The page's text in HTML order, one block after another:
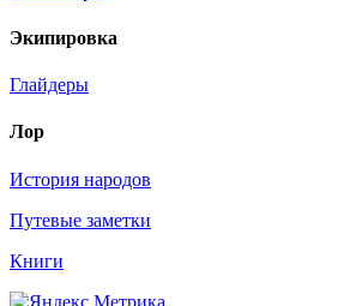
Экипировка
Глайдеры
Лор
История народов
Путевые заметки
Книги